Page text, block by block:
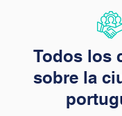
Todos los
sobre la